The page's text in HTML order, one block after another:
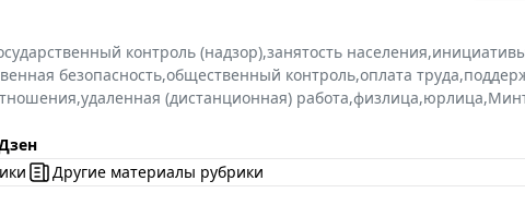
контроль (надзор),занятость населения,
безопасность,общественный контроль,оплата труда,
,удаленная (дистанционная) работа,физлица,юрлица,
Другие материалы рубрики